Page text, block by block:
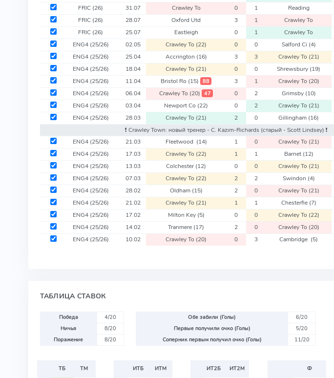
FRIC (26) 31.07 Crawley To 0 1 Reading
FRIC (26) 28.07 Oxford Utd 3 1 Crawley To
FRIC (26) 25.07 Eastleigh 0 1 Crawley To
ENG4 (25/26) 02.05 Crawley To (22) 0 0 Salford Ci (4)
ENG4 (25/26) 25.04 Accrington (16) 3 3 Crawley To (21)
ENG4 (25/26) 18.04 Crawley To (21) 0 0 Shrewsbury (19)
ENG4 (25/26) 11.04 Bristol Ro (15) 88 3 1 Crawley To (20)
ENG4 (25/26) 06.04 Crawley To (20) 47 0 2 Grimsby (10)
ENG4 (25/26) 03.04 Newport Co (22) 0 2 Crawley To (21)
ENG4 (25/26) 28.03 Crawley To (21) 2 0 Gillingham (16)
❗️ Crawley Town: новый тренер - C. Kazım-Richards (старый - Scott Lindsey) ❗️
ENG4 (25/26) 21.03 Fleetwood (14) 1 0 Crawley To (21)
ENG4 (25/26) 17.03 Crawley To (22) 1 1 Barnet (12)
ENG4 (25/26) 13.03 Colchester(12) 0 0 Crawley To (21)
ENG4 (25/26) 07.03 Crawley To (22) 2 2 Swindon (4)
ENG4 (25/26) 28.02 Oldham (15) 2 0 Crawley To (21)
ENG4 (25/26) 21.02 Crawley To (21) 1 1 Chesterfie (7)
ENG4 (25/26) 17.02 Milton Key (5) 0 0 Crawley To (22)
ENG4 (25/26) 14.02 Tranmere (17) 2 0 Crawley To (20)
ENG4 (25/26) 10.02 Crawley To (20) 0 3 Cambridge (5)
ТАБЛИЦА СТАВОК
Победа
4/20
Ничья
8/20
Поражение
8/20
Обе забили (Голы)
6/20
Первые получили очко (Голы)
5/20
Соперник первым получил очко (Голы)
11/20
ТБ
ТМ
ИТБ
ИТМ
ИТ2Б
ИТ2М
Ф